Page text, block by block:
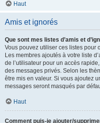
Haut
Amis et ignorés
Que sont mes listes d’amis et
Vous pouvez utiliser ces listes pour
Les membres ajoutés à votre liste
de l’utilisateur pour un accès
des messages privés. Selon les
être mis en valeur. Si vous ajoutez
messages seront masqués par
Haut
Comment puis-je ajouter/